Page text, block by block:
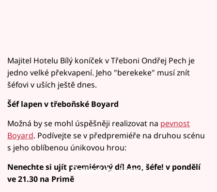
Majitel Hotelu Bílý koníček v Třeboni Ondřej Pech je
jedno velké překvapení. Jeho "berekeke" musí znít
šéfovi v uších ještě dnes.
Šéf lapen v třeboňské Boyard
Možná by se mohl úspěšněji realizovat na pevnost
Boyard. Podívejte se v předpremiéře na druhou scénu
s jeho oblíbenou únikovou hrou:
Failed to fetch
Nenechte si ujít premiérový díl Ano, šéfe! v pondělí
ve 21.30 na Primě